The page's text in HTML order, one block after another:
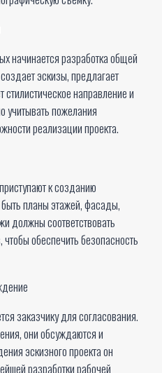
начинается разработка общей
эскизы, предлагает
направление и
учитывать пожелания
реализации проекта.
к созданию
планы этажей, фасады,
должны соответствовать
обеспечить безопасность
заказчику для согласования.
они обсуждаются и
эскизного проекта он
разработки рабочей